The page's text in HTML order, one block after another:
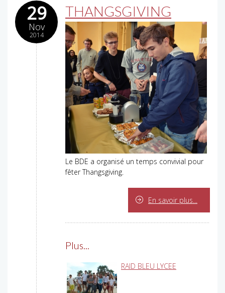
29
Nov
2014
THANGSGIVING
Le BDE a organisé un temps convivial pour
fêter Thangsgiving.
En savoir plus...
Plus...
RAID BLEU LYCEE